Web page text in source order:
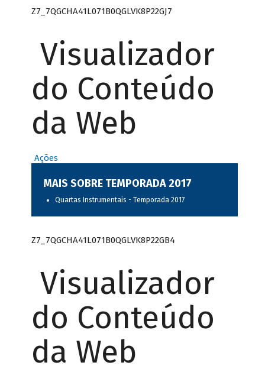
Z7_7QGCHA41L071B0QGLVK8P22GJ7
Visualizador
do Conteúdo
da Web
Ações
MAIS SOBRE TEMPORADA 2017
Quartas Instrumentais - Temporada 2017
Z7_7QGCHA41L071B0QGLVK8P22GB4
Visualizador
do Conteúdo
da Web